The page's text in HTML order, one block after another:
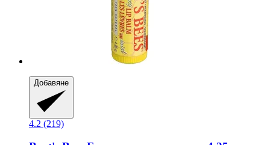
Добавяне
4.2 (219)